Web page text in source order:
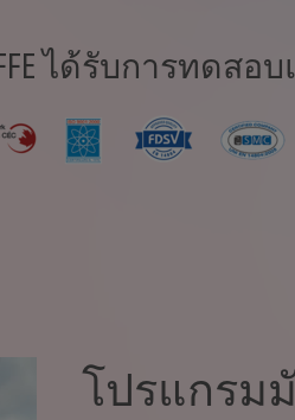
ได้รับการทด
โปรแกรม